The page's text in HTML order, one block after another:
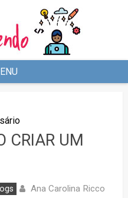
CRIAR UM
Ana Carolina Ricco